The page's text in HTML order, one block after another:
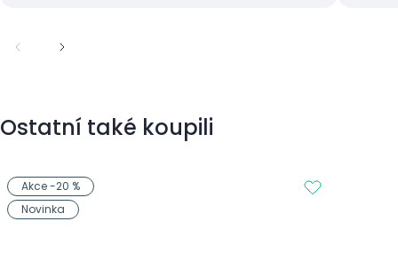
Ostatní také koupili
Akce -20 %
Novinka